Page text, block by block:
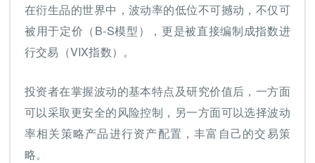
在衍生品的世界中，波动率的低位不可撼动，不仅可
被用于定价（B-S模型），更是被直接编制成指数进
行交易（VIX指数）。
投资者在掌握波动的基本特点及研究价值后，一方面
可以采取更安全的风险控制，另一方面可以选择波动
率相关策略产品进行资产配置，丰富自己的交易策
略。